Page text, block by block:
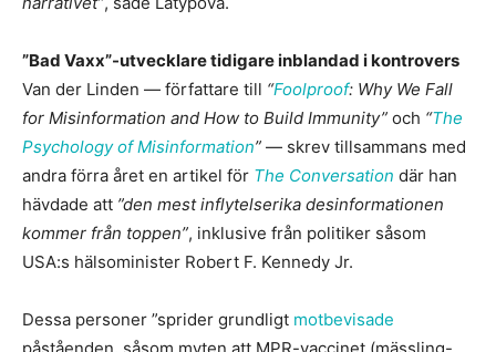
”Bad Vaxx”-utvecklare tidigare inblandad i kontrovers
Van der Linden — författare till “Foolproof: Why We Fall
for Misinformation and How to Build Immunity” och “The
Psychology of Misinformation” — skrev tillsammans med
andra förra året en artikel för The Conversation där han
hävdade att ”den mest inflytelserika desinformationen
kommer från toppen”, inklusive från politiker såsom
USA:s hälsominister Robert F. Kennedy Jr.
Dessa personer ”sprider grundligt motbevisade